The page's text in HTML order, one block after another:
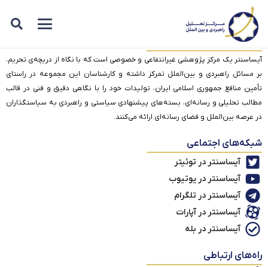
درباره آیساسنتر
آیساسنتر یک مرکز پژوهشی غیرانتفاعی و خصوصی است که با نگاه از دریچه‌ی تحریم،
بر مسائل راهبردی و بین‌الملل تمرکز داشته و کارشناسان این مجموعه در راستای
تأمین منافع جمهوری اسلامی ایران، تولیدات خود را با نگاهی دقیق و فنی در قالب
مطالب تحلیلی و رسانه‌ای، بسته‌های پیشنهادی سیاستی و راهبردی به سیاستگذاران
در عرصه بین‌الملل و فضای رسانه‌ای ارائه می‌کنند.
شبکه‌های اجتماعی
آیساسنتر در توئیتر
آیساسنتر در یوتیوب
آیساسنتر در تلگرام
آیساسنتر در آپارات
آیساسنتر در بله
راه‌های ارتباطی